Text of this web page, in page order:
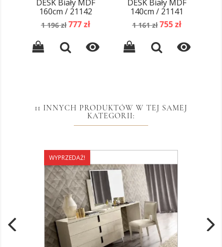
DESK Biały MDF
160cm / 21142
Cena
1 196 zł Cena
777 zł

DESK Biały MDF
140cm / 21141
Cena
1 161 zł Cena
755 zł

11 INNYCH PRODUKTÓW W TEJ SAMEJ
KATEGORII:
WYPRZEDAŻ!